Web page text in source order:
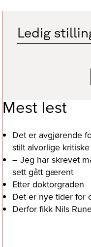
Ledig
Mest lest
Det er avgjørende
stilt alvorlige
– Jeg har skrevet
sett gått gærent
Etter doktorgraden
Det er nye tider for
Derfor fikk Nils